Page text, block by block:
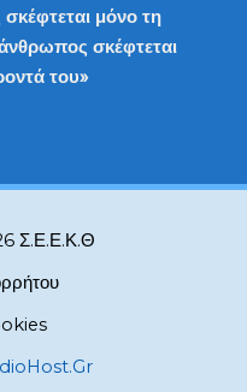
μόνο τη
σκέφτεται
του»
Σ.Ε.Ε.Κ.Θ